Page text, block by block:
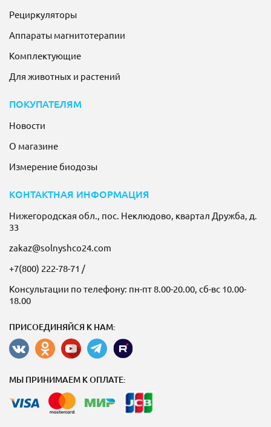
Рециркуляторы
Аппараты магнитотерапии
Комплектующие
Для животных и растений
ПОКУПАТЕЛЯМ
Новости
О магазине
Измерение биодозы
КОНТАКТНАЯ ИНФОРМАЦИЯ
Нижегородская обл., пос. Неклюдово, квартал Дружба, д.
33
zakaz@solnyshco24.com
+7(800) 222-78-71 /
Консультации по телефону: пн-пт 8.00-20.00, сб-вс 10.00-
18.00
ПРИСОЕДИНЯЙСЯ К НАМ:
МЫ ПРИНИМАЕМ К ОПЛАТЕ: